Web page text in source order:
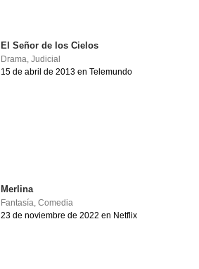
El Señor de los Cielos
Drama,Judicial
15 de abril de 2013 en Telemundo
Merlina
Fantasía ,Comedia
23 de noviembre de 2022 en Netflix